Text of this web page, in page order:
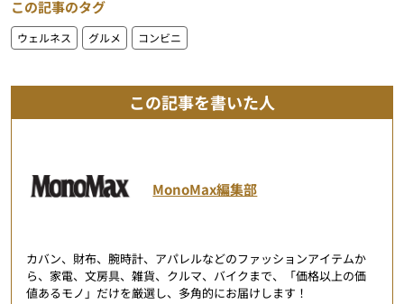
この記事のタグ
ウェルネス グルメ コンビニ
この記事を書いた人
MonoMax編集部
カバン、財布、腕時計、アパレルなどのファッションアイテムか
ら、家電、文房具、雑貨、クルマ、バイクまで、「価格以上の価
値あるモノ」だけを厳選し、多角的にお届けします！